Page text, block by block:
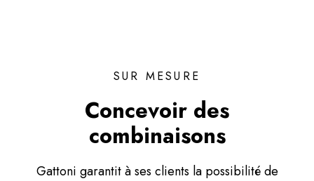
SUR MESURE
Concevoir des
combinaisons
Gattoni garantit à ses clients la possibilité de